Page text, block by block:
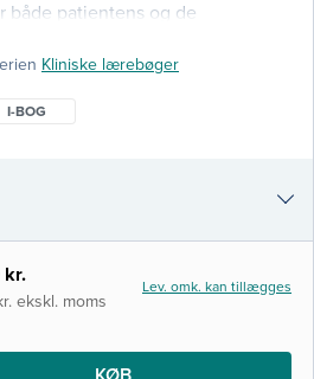
både patientens og de
og eksistentielle
eller som opslagsbog ved en
Kliniske lærebøger
I-BOG
ekskl. moms
Lev. omk. kan tillægges